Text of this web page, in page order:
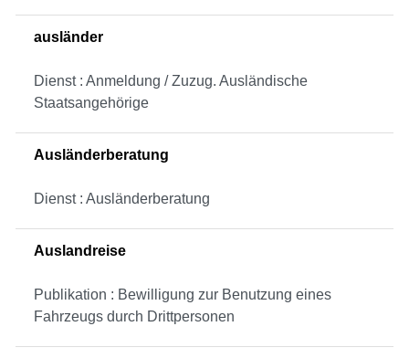
ausländer
Dienst : Anmeldung / Zuzug. Ausländische
Staatsangehörige
Ausländerberatung
Dienst : Ausländerberatung
Auslandreise
Publikation : Bewilligung zur Benutzung eines
Fahrzeugs durch Drittpersonen